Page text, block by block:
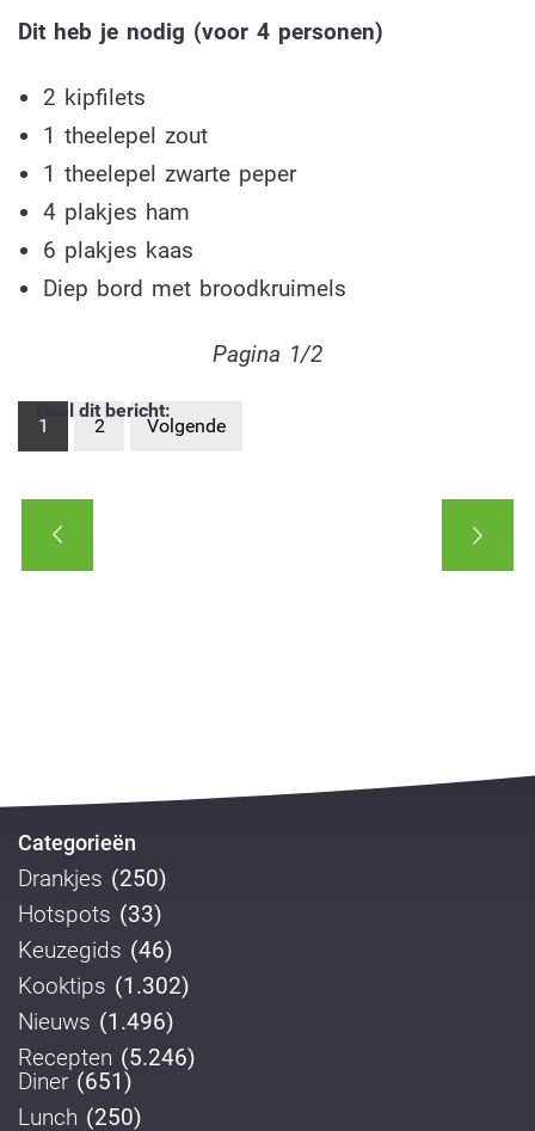
Dit heb je nodig (voor 4 personen)
2 kipfilets
1 theelepel zout
1 theelepel zwarte peper
4 plakjes ham
6 plakjes kaas
Diep bord met broodkruimels
Pagina 1/2
1 2 Volgende
Deel dit bericht:
Categorieën
Drankjes (250)
Hotspots (33)
Keuzegids (46)
Kooktips (1.302)
Nieuws (1.496)
Recepten (5.246)
Diner (651)
Lunch (250)